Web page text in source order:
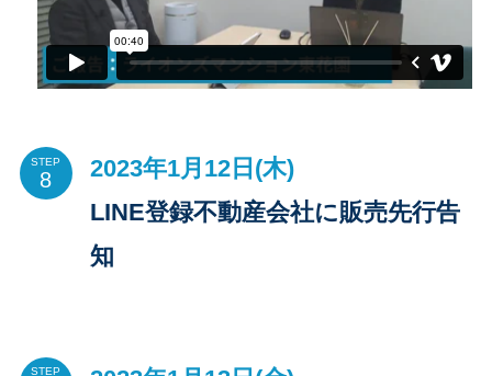
STEP
2023年1月12日(木)
LINE登録不動産会社に販売先行告
知
STEP